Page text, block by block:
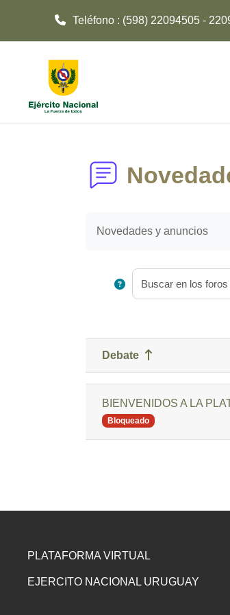
Teléfono : (598) 22094505 -
Novedades y anuncios
Estado
Debate
BIENVENIDOS A LA
Bloqueado
PLATAFORMA VIRTUAL
EJERCITO NACIONAL URUGUAY